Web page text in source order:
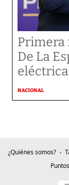
Primera
De La
NACIONAL
¿Quiénes somos?